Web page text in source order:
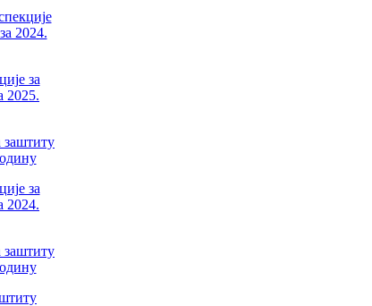
2024.
за
2025.
заштиту
за
2024.
заштиту